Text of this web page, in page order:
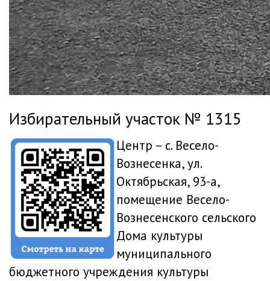
Избирательный участок № 1315
Центр – с. Весело-
Вознесенка, ул.
Октябрьская, 93-а,
помещение Весело-
Вознесенского сельского
Дома культуры
муниципального
бюджетного учреждения культуры